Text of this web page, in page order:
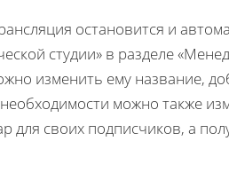
остановится и
студии» в разделе
изменить ему название,
можно также
своих подписчиков, а